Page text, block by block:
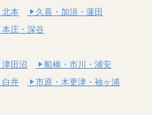
北本
久喜・加須・蓮田
本庄・深谷
田沼
船橋・市川・浦安
白井
市原・木更津・袖ヶ浦